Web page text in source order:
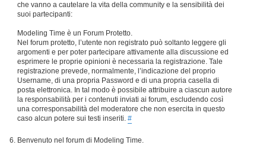
che vanno a cautelare la vita della community e la sensibilità dei
suoi partecipanti:
Modeling Time è un Forum Protetto.
Nel forum protetto, l’utente non registrato può soltanto leggere gli
argomenti e per poter partecipare attivamente alla discussione ed
esprimere le proprie opinioni è necessaria la registrazione. Tale
registrazione prevede, normalmente, l’indicazione del proprio
Username, di una propria Password e di una propria casella di
posta elettronica. In tal modo è possibile attribuire a ciascun autore
la responsabilità per i contenuti inviati ai forum, escludendo così
una corresponsabilità del moderatore che non esercita in questo
caso alcun potere sui testi inseriti. #
Benvenuto nel forum di Modeling Time.